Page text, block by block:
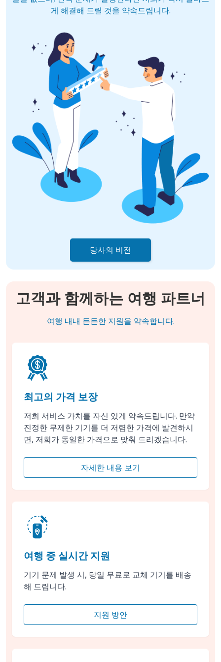
게 해결해 드릴 것을 약속드립니다.
당사의 비전
고객과 함께하는 여행 파트너
여행 내내 든든한 지원을 약속합니다.
최고의 가격 보장
저희 서비스 가치를 자신 있게 약속드립니다. 만약
진정한 무제한 기기를 더 저렴한 가격에 발견하시
면, 저희가 동일한 가격으로 맞춰 드리겠습니다.
자세한 내용 보기
여행 중 실시간 지원
기기 문제 발생 시, 당일 무료로 교체 기기를 배송
해 드립니다.
지원 방안